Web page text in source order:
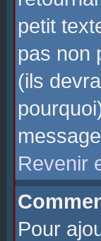
petit
pas non
(ils
Revenir
Pour